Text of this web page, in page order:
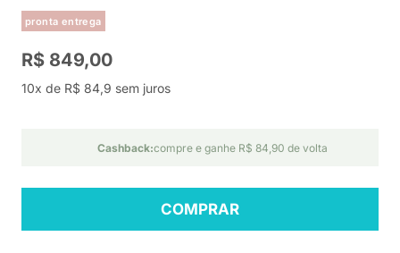
pronta entrega
R$ 849,00
10x de R$ 84,9 sem juros
Cashback:compre e ganhe R$ 84,90 de volta
COMPRAR